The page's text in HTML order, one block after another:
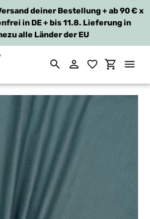
deiner Bestellung + ab 90 €
in DE + bis 11.8. Lieferung in
alle Länder der EU
x
SuchenEinloggen